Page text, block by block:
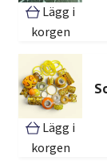
Lägg i
korgen
Lägg i
korgen